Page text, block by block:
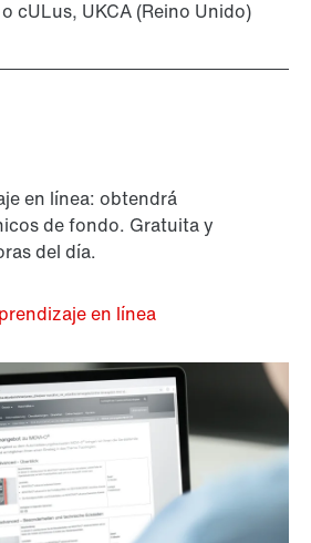
cULus, UKCA (Reino Unido)
en línea: obtendrá
de fondo. Gratuita y
del día.
en línea